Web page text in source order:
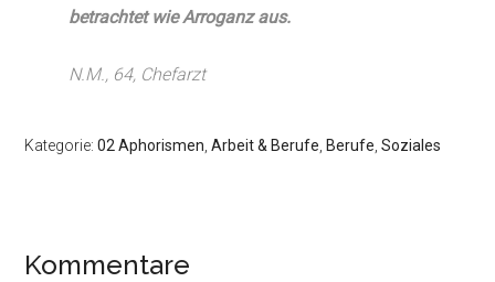
betrachtet wie Arroganz aus.
N.M., 64, Chefarzt
Kategorie:02 Aphorismen ,Arbeit & Berufe Berufe ,Soziales
Kommentare